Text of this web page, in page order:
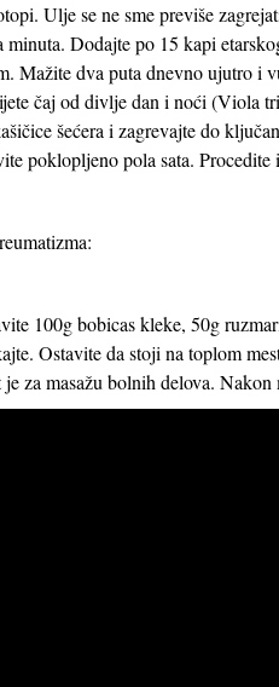
Ulje se ne sme previše
minuta. Dodajte po 15 kapi
Mažite dva puta dnevno ujutro i
čaj od divlje dan i noći (Viola
šećera i zagrevajte do
poklopljeno pola sata.
100g bobicas kleke, 50g
Ostavite da stoji na toplom
za masažu bolnih delova. Nakon